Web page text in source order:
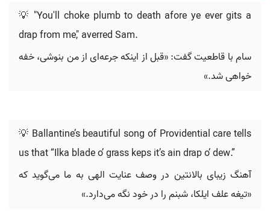
💡 "You'll choke plumb to death afore ye ever gits a
drap from me," averred Sam.
سام با قاطعیت گفت: «قبل از اینکه جرعه‌ای از من بنوشی، خفه
خواهی شد.»
💡 Ballantine’s beautiful song of Providential care tells
us that “Ilka blade o’ grass keps it’s ain drap o’ dew.”
آهنگ زیبای بالانتین در وصف عنایت الهی به ما می‌گوید که
«تیغه علف ایلکا، شبنم را در خود نگه می‌دارد.»